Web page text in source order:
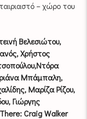
– χώρο του
Βελεσιώτου,
Χρήστος
Μπάμπαλη,
Μαρίζα Ρίζου,
Γιώργης
Craig Walker